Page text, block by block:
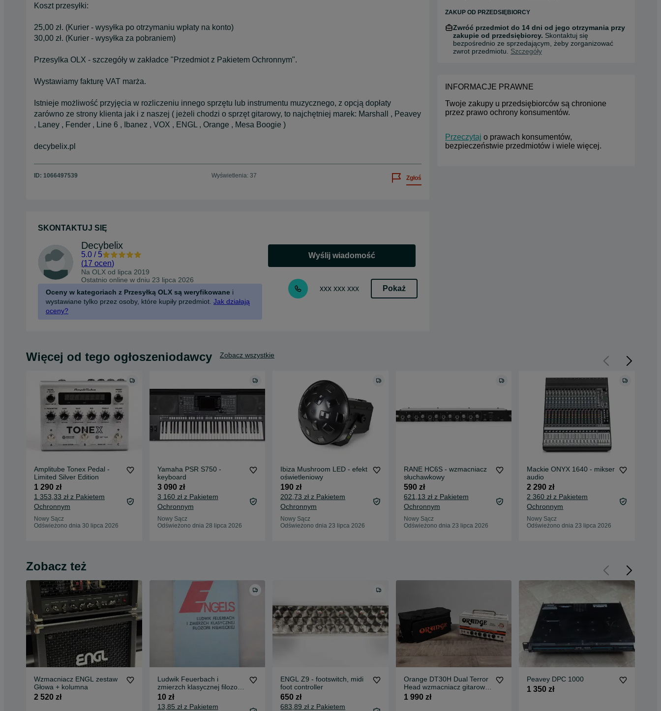
Koszt przesyłki:
25,00 zł. (Kurier - wysyłka po otrzymaniu wpłaty na konto)
30,00 zł. (Kurier - wysyłka za pobraniem)
Przesylka OLX - szczegóły w zakładce "Przedmiot z Pakietem Ochronnym".
Wystawiamy fakturę VAT marża.
Istnieje możliwość przyjęcia w rozliczeniu innego sprzętu lub instrumentu muzycznego, z opcją dopłaty
zarówno ze strony klienta jak i z naszej ( jeżeli chodzi o sprzęt gitarowy, to najchętniej marek: Marshall , Peavey
, Laney , Fender , Line 6 , Ibanez , VOX , ENGL , Orange , Mesa Boogie )
decybelix.pl
ID: 1066497539 Wyświetlenia: 37 Zgłoś
SKONTAKTUJ SIĘ
Decybelix
5.0 / 5
(17 ocen)
Na OLX od lipca 2019
Ostatnio online w dniu 23 lipca 2026
Oceny w kategoriach z Przesyłką OLX są weryfikowane i
wystawiane tylko przez osoby, które kupiły przedmiot. Jak działają
oceny?
Wyślij wiadomość
xxx xxx xxx Pokaż
ZAKUP OD PRZEDSIĘBIORCY
Zwróć przedmiot do 14 dni od jego otrzymania przy
zakupie od przedsiębiorcy. Skontaktuj się
bezpośrednio ze sprzedającym, żeby zorganizować
zwrot przedmiotu. Szczegóły
INFORMACJE PRAWNE
Twoje zakupy u przedsiębiorców są chronione
przez prawo ochrony konsumentów.
Przeczytaj o prawach konsumentów,
bezpieczeństwie przedmiotów i wiele więcej.
Więcej od tego ogłoszeniodawcy Zobacz wszystkie
Amplitube Tonex Pedal -
Limited Silver Edition
1 290 zł
1 353,33 zł z Pakietem
Ochronnym
Nowy Sącz
Odświeżono dnia 30 lipca 2026
Yamaha PSR S750 -
keyboard
3 090 zł
3 160 zł z Pakietem
Ochronnym
Nowy Sącz
Odświeżono dnia 28 lipca 2026
Ibiza Mushroom LED - efekt
oświetleniowy
190 zł
202,73 zł z Pakietem
Ochronnym
Nowy Sącz
Odświeżono dnia 23 lipca 2026
RANE HC6S - wzmacniacz
słuchawkowy
590 zł
621,13 zł z Pakietem
Ochronnym
Nowy Sącz
Odświeżono dnia 23 lipca 2026
Mackie ONYX 1640 - mikser
audio
2 290 zł
2 360 zł z Pakietem
Ochronnym
Nowy Sącz
Odświeżono dnia 23 lipca 2026
Zobacz też
Wzmacniacz ENGL zestaw
Głowa + kolumna
2 520 zł
Ludwik Feuerbach i
zmierzch klasycznej filozofii
niemieckiej.
10 zł
13,85 zł z Pakietem
ENGL Z9 - footswitch, midi
foot controller
650 zł
683,89 zł z Pakietem
Orange DT30H Dual Terror
Head wzmacniacz gitarowy
+ torba | Ampbroker.pl
1 990 zł
Peavey DPC 1000
1 350 zł